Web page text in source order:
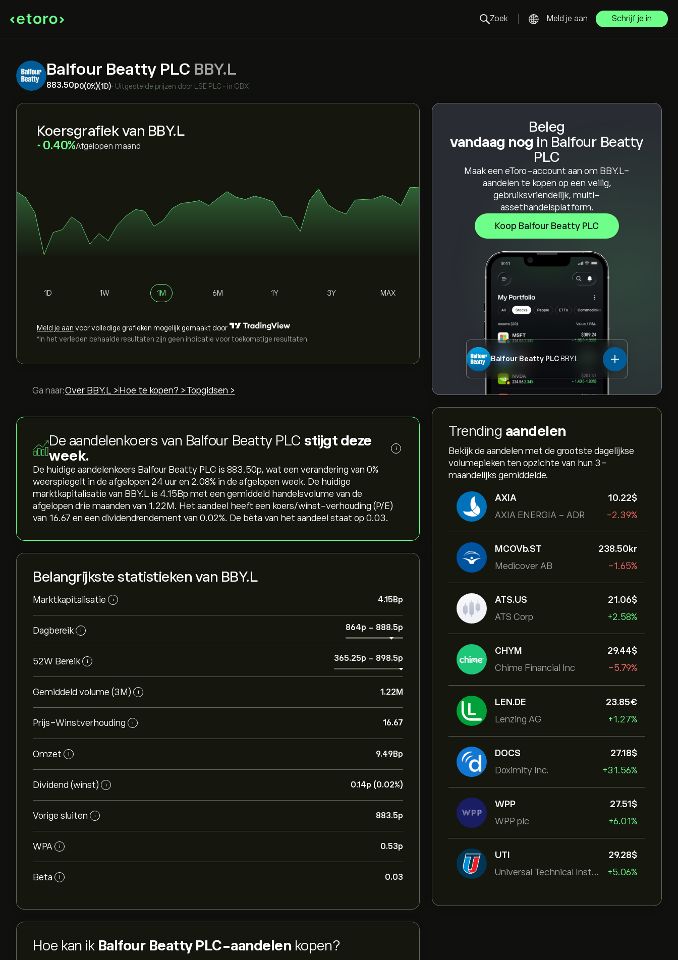
Zoek Meld je aan Schrijf je in
Balfour Beatty PLC BBY.L
883.50‎p‎0(0%)(1D)• Uitgestelde prijzen door LSE PLC • in GBX
Beleg
vandaag nog in Balfour Beatty
PLC
Maak een eToro-account aan om BBY.L-
aandelen te kopen op een veilig,
gebruiksvriendelijk, multi-
assethandelsplatform.
Koop Balfour Beatty PLC
Balfour Beatty PLC BBY.L
Trending aandelen
Bekijk de aandelen met de grootste dagelijkse
volumepieken ten opzichte van hun 3-
maandelijks gemiddelde.
AXIA
AXIA ENERGIA - ADR
10.22‎$‎
-2.39%
MCOVb.ST
Medicover AB
238.50‎kr‎
-1.65%
ATS.US
ATS Corp
21.06‎$‎
+2.58%
CHYM
Chime Financial Inc
29.44‎$‎
-5.79%
LEN.DE
Lenzing AG
23.85‎€‎
+1.27%
DOCS
Doximity Inc.
27.18‎$‎
+31.56%
WPP
WPP plc
27.51‎$‎
+6.01%
UTI
Universal Technical Institut
29.28‎$‎
+5.06%
Koersgrafiek van BBY.L
‎0.40‎ Afgelopen maand
1D 1W 1M 6M 1Y 3Y MAX
Meld je aan voor volledige grafieken mogelijk gemaakt door
*In het verleden behaalde resultaten zijn geen indicatie voor toekomstige resultaten.
Ga naar:Over BBY.L > Hoe te kopen? > Topgidsen >
De aandelenkoers van Balfour Beatty PLC stijgt deze
week.
i
De huidige aandelenkoers Balfour Beatty PLC is 883.50‎p‎, wat een verandering van ‎0‎%
weerspiegelt in de afgelopen 24 uur en ‎2.08‎% in de afgelopen week. De huidige
marktkapitalisatie van BBY.L is 4.15B‎p‎ met een gemiddeld handelsvolume van de
afgelopen drie maanden van 1.22M. Het aandeel heeft een koers/winst-verhouding (P/E)
van 16.67 en een dividendrendement van 0.02%. De bèta van het aandeel staat op 0.03.
Belangrijkste statistieken van BBY.L
Marktkapitalisatie i 4.15B‎p‎
Dagbereik i 864‎p‎ - 888.5‎p‎
52W Bereik i 365.25‎p‎ - 898.5‎p‎
Gemiddeld volume (3M) i 1.22M
Prijs-Winstverhouding i 16.67
Omzet i 9.49B‎p‎
Dividend (winst) i 0.14‎p‎ (0.02%)
Vorige sluiten i 883.5‎p‎
WPA i 0.53‎p‎
Beta i 0.03
Hoe kan ik Balfour Beatty PLC-aandelenkopen?